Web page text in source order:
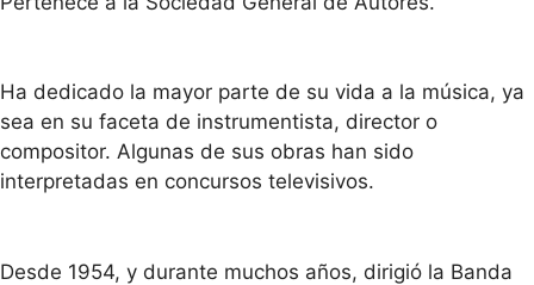
Ha dedicado la mayor parte de su vida a la música, ya
sea en su faceta de instrumentista, director o
compositor. Algunas de sus obras han sido
interpretadas en concursos televisivos.
Desde 1954, y durante muchos años, dirigió la Banda